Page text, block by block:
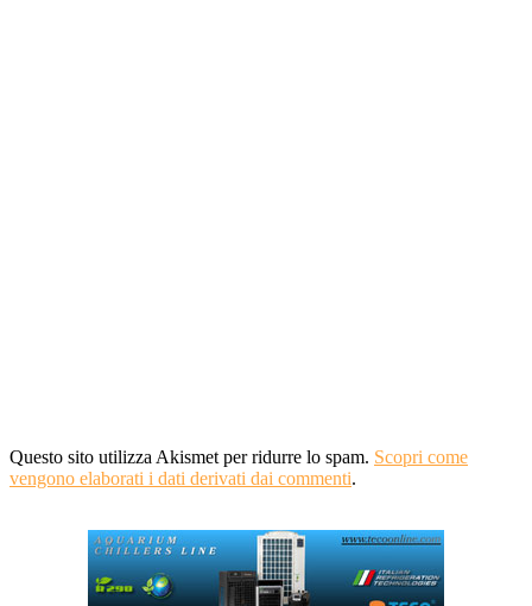
Questo sito utilizza Akismet per ridurre lo spam. Scopri come
vengono elaborati i dati derivati dai commenti.